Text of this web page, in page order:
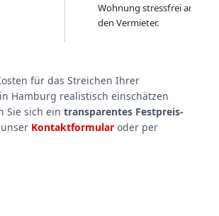
Wohnung stressfrei an
den Vermieter.
für das Streichen Ihrer
Hamburg realistisch einschätzen
Sie sich ein transparentes Festpreis-
Kontaktformular oder per